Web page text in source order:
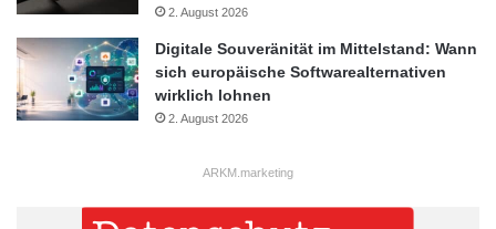
2. August 2026
Digitale Souveränität im Mittelstand: Wann
sich europäische Softwarealternativen
wirklich lohnen
2. August 2026
ARKM.marketing